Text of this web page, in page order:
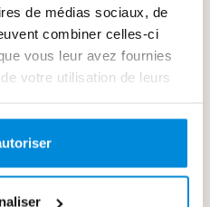
de médias sociaux, de
combiner celles-ci
vous leur avez fournies
votre utilisation de leurs
un singe, un
vous
ces